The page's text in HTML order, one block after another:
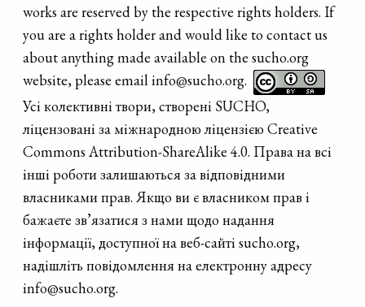
works are reserved by the respective rights holders. If
you are a rights holder and would like to contact us
about anything made available on the sucho.org
website, please email info@sucho.org.
Усі колективні твори, створені SUCHO,
ліцензовані за міжнародною ліцензією Creative
Commons Attribution-ShareAlike 4.0. Права на всі
інші роботи залишаються за відповідними
власниками прав. Якщо ви є власником прав і
бажаєте зв’язатися з нами щодо надання
інформації, доступної на веб-сайті sucho.org,
надішліть повідомлення на електронну адресу
info@sucho.org.